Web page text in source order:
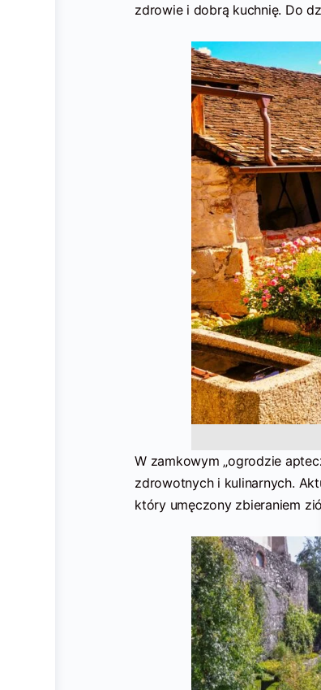
zdrowie i dobrą kuchnię. Do
W zamkowym „ogrodzie
zdrowotnych i kulinarnych.
który umęczony zbieraniem